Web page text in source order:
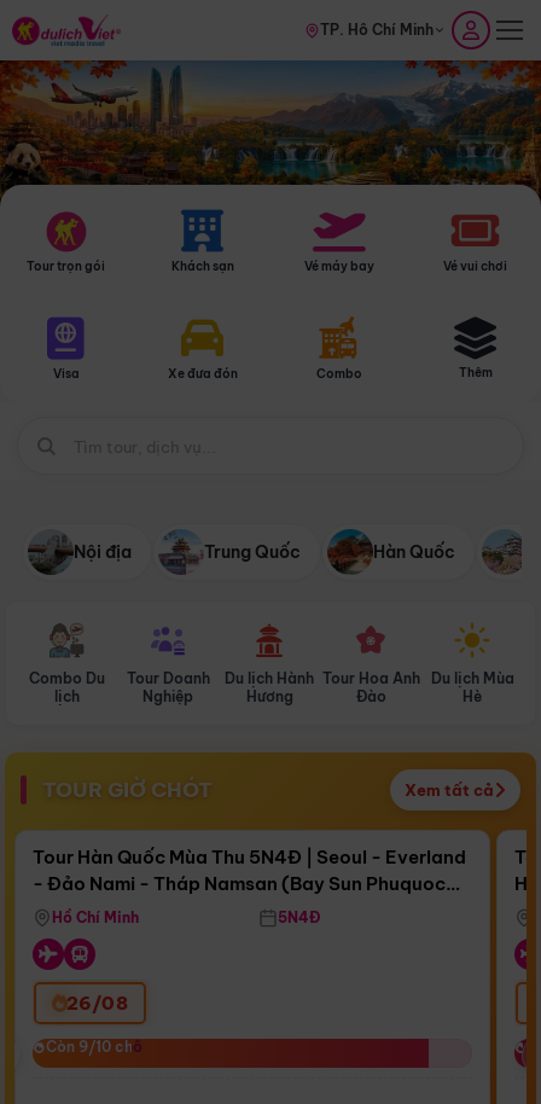
TP. Hồ Chí Minh
Tour trọn gói Khách sạn Vé máy bay Vé vui chơi
Visa Xe đưa đón Combo Thêm
Nội địa Trung Quốc Hàn Quốc
Combo Du
lịch
Tour Doanh
Nghiệp
Du lịch Hành
Hương
Tour Hoa Anh
Đào
Du lịch Mùa
Hè
TOUR GIỜ CHÓT Xem tất cả
Còn17 ngày 14:51:49
Bay Sun Phuquoc Airways
Điểm nổi bật
Tour Hàn Quốc Mùa Thu 5N4Đ | Seoul - Everland
- Đảo Nami - Tháp Namsan (Bay Sun Phuquoc
Airways)
Hồ Chí Minh 5N4Đ
26/08
Còn 9/10 chỗ
Còn 9/10 chỗ